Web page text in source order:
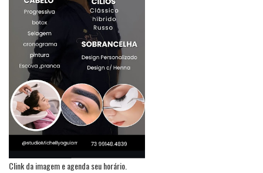
Clink da imagem e agenda seu horário.